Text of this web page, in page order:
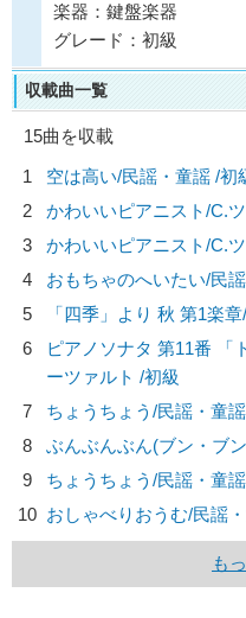
楽器：鍵盤楽器
グレード：初級
収載曲一覧
15曲を収載
1
空は高い/民謡・童謡 /初
2
かわいいピアニスト/C.
3
かわいいピアニスト/C.
4
おもちゃのへいたい/民
5
「四季」より 秋 第1楽章/
6
ピアノソナタ 第11番 「
ーツァルト /初級
7
ちょうちょう/民謡・童謡
8
ぶんぶんぶん(ブン・ブ
9
ちょうちょう/民謡・童謡
10 おしゃべりおうむ/民謡
も